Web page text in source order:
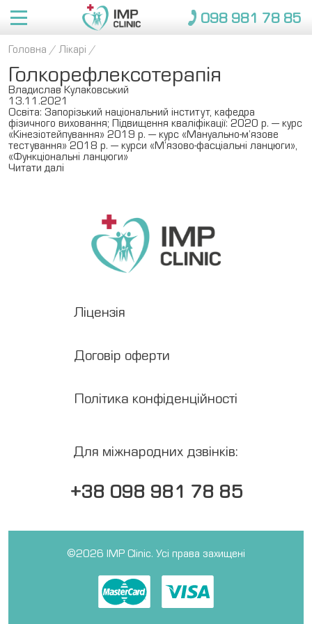
098 981 78 85
Про IMP
Про нас
Переваги
Новини
Послуги
Дорослі
Консультації
Діти
Консультації
Медкомісії
Медкомісія
для моряків
Меддовідки
Довідки
для вступу
Лікарі
Застрахованим
Страхові компанії
Відгуки
ЗАПИСАТИСЯ
Головна / Лікарі /
Голкорефлексотерапія
Владислав Кулаковський
13.11.2021
Освіта: Запорізький національний інститут, кафедра
фізичного виховання; Підвищення кваліфікації: 2020 р. — курс
«Кінезіотейпування» 2019 р. — курс «Мануально-м’язове
тестування» 2018 р. — курси «М’язово-фасціальні ланцюги»,
«Функціональні ланцюги»
Читати далі
Ліцензія
Договір оферти
Політика конфіденційності
Для міжнародних дзвінків:
+38 098 981 78 85
©2026 IMP Clinic. Усі права захищені